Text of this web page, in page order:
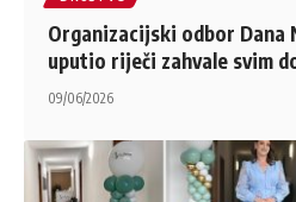
Organizacijski odbor Dana
uputio riječi zahvale svim
09/06/2026